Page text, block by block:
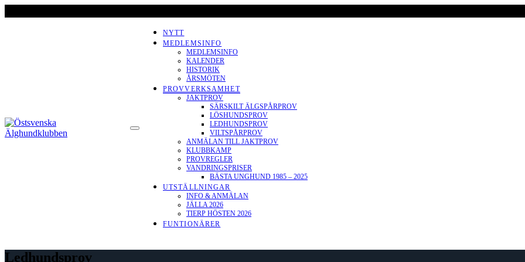
to
ÖSTSVENSKA
NYTT
MEDLEMSINFO
MEDLEMSINFO
KALENDER
HISTORIK
ÅRSMÖTEN
PROVVERKSAMHET
JAKTPROV
SÄRSKILT ÄLGSPÅRPROV
LÖSHUNDSPROV
LEDHUNDSPROV
VILTSPÅRPROV
ANMÄLAN TILL JAKTPROV
KLUBBKAMP
PROVREGLER
VANDRINGSPRISER
BÄSTA UNGHUND 1985 – 2025
UTSTÄLLNINGAR
INFO & ANMÄLAN
JÄLLA 2026
TIERP HÖSTEN 2026
FUNTIONÄRER
Ledhundsprov